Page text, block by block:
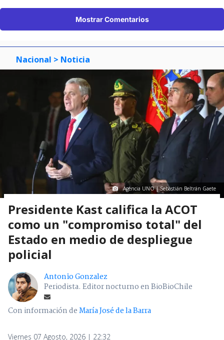
Mostrar Comentarios
Nacional > Noticia
Agencia UNO | Sebastián Beltrán Gaete
Presidente Kast califica la ACOT
como un "compromiso total" del
Estado en medio de despliegue
policial
Antonio Gonzalez
Periodista. Editor nocturno en BioBioChile
Con información deMaría José de la Barra
Viernes 07 Agosto, 2026 | 22:32